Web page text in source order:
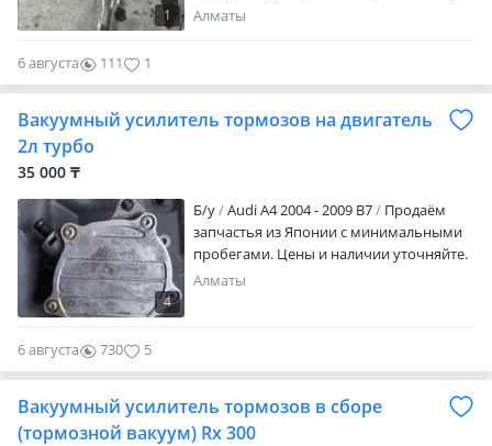
1
точку.
Алматы
6 августа 111 1
Вакуумный усилитель тормозов на двигатель
2л турбо
35 000 ₸
4
Б/y Audi A4 2004 - 2009 B7
Продаём
запчастья из Японии с минимальными
пробегами. Цены и наличии уточняйте.
Алматы
6 августа 730 5
Вакуумный усилитель тормозов в сборе
(тормозной вакуум) Rx 300